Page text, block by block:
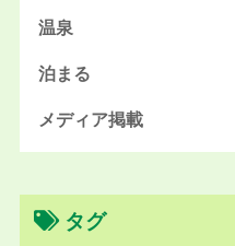
温泉
泊まる
メディア掲載
タグ